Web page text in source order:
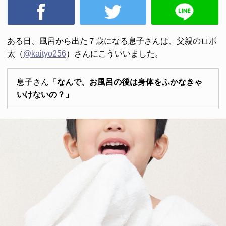
ある日、風呂から出た７歳になる息子さんは、父親のロボ
太（@kaityo256）さんにこういいました。
息子さん 「なんで、お風呂の後は身体をふかなきゃ
いけないの？」